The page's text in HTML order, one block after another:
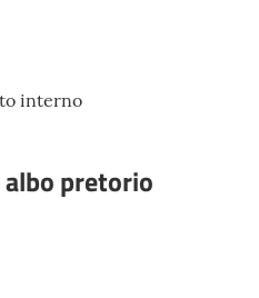
interno
pretorio